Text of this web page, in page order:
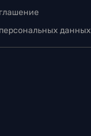
данных